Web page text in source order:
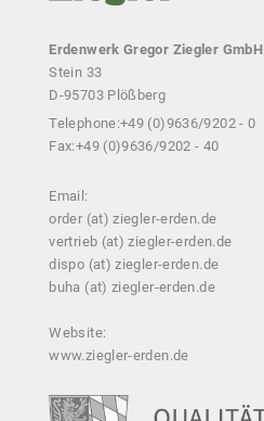
Erdenwerk Gregor Ziegler GmbH
Stein 33
D-95703 Plößberg
Telephone:+49 (0)9636/9202 - 0
Fax:+49 (0)9636/9202 - 40
Email:
order (at) ziegler-erden.de
vertrieb (at) ziegler-erden.de
dispo (at) ziegler-erden.de
buha (at) ziegler-erden.de
Website:
www.ziegler-erden.de